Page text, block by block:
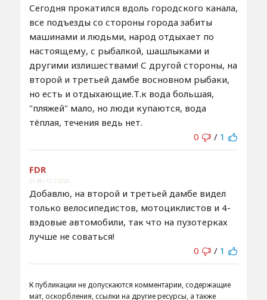
Сегодня прокатился вдоль городского канала,
все подъезды со стороны города забиты
машинами и людьми, народ отдыхает по
настоящему, с рыбалкой, шашлыками и
другими излишествами! С другой стороны, на
второй и третьей дамбе восновном рыбаки,
но есть и отдыхающие.Т.к вода большая,
"пляжей" мало, но люди купаются, вода
тёплая, течения ведь нет.
0
/ 1
FDR
21:39 / 12.7.2026
Добавлю, на второй и третьей дамбе видел
только велосипедистов, мотоциклистов и 4-
вэдовые автомобили, так что на пузотерках
лучше не соваться!
0
/ 1
К публикации не допускаются комментарии, содержащие
мат, оскорбления, ссылки на другие ресурсы, а также